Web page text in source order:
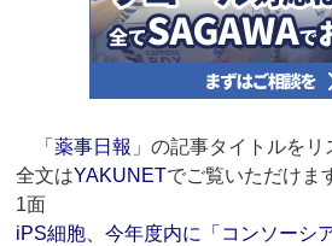
「薬事日報 」の記事タイトルを
全文はYAKUNETでご覧いただけま
1面
iPS細胞、今年度内に「コンソーシ